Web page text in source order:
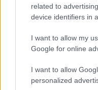
related to
device identifiers in
I want to allow my
Google for online
I want to allow
personalized
ΠΟΛΙΤΙΚΗ